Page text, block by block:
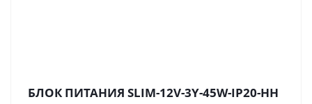
БЛОК ПИТАНИЯ SLIM-12V-3Y-45W-IP20-HH